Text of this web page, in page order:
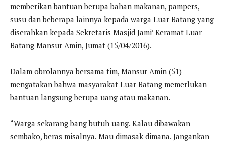
memberikan bantuan berupa bahan makanan, pampers,
susu dan beberapa lainnya kepada warga Luar Batang yang
diserahkan kepada Sekretaris Masjid Jami’ Keramat Luar
Batang Mansur Amin, Jumat (15/04/2016).
Dalam obrolannya bersama tim, Mansur Amin (51)
mengatakan bahwa masyarakat Luar Batang memerlukan
bantuan langsung berupa uang atau makanan.
“Warga sekarang bang butuh uang. Kalau dibawakan
sembako, beras misalnya. Mau dimasak dimana. Jangankan